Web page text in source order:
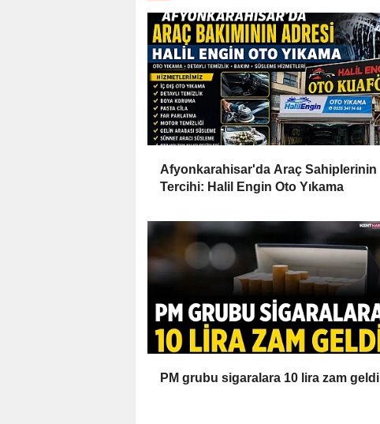
Afyonkarahisar'da Araç Sahiplerinin
Tercihi: Halil Engin Oto Yıkama
PM grubu sigaralara 10 lira zam geldi